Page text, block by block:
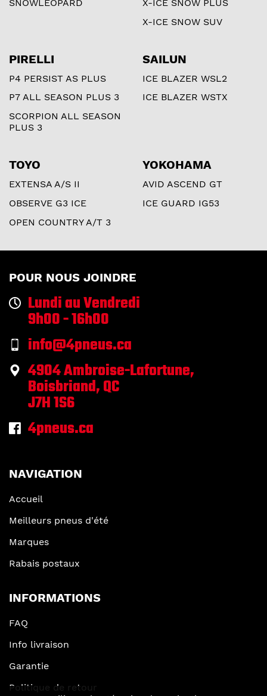
SNOWLEOPARD
X-ICE SNOW PLUS
X-ICE SNOW SUV
PIRELLI
P4 PERSIST AS PLUS
P7 ALL SEASON PLUS 3
SCORPION ALL SEASON
PLUS 3
SAILUN
ICE BLAZER WSL2
ICE BLAZER WSTX
TOYO
EXTENSA A/S II
OBSERVE G3 ICE
OPEN COUNTRY A/T 3
YOKOHAMA
AVID ASCEND GT
ICE GUARD IG53
POUR NOUS JOINDRE
Lundi au Vendredi
9h00 - 16h00
info@4pneus.ca
4904 Ambroise-Lafortune,
Boisbriand, QC
J7H 1S6
4pneus.ca
NAVIGATION
Accueil
Meilleurs pneus d'été
Marques
Rabais postaux
INFORMATIONS
FAQ
Info livraison
Garantie
Politique de retour